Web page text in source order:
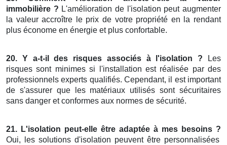
immobilière ? L'amélioration de l'isolation peut augmenter
la valeur accroître le prix de votre propriété en la rendant
plus économe en énergie et plus confortable.
20. Y a-t-il des risques associés à l'isolation ? Les
risques sont minimes si l'installation est réalisée par des
professionnels experts qualifiés. Cependant, il est important
de s'assurer que les matériaux utilisés sont sécuritaires
sans danger et conformes aux normes de sécurité.
21. L'isolation peut-elle être adaptée à mes besoins ?
Oui, les solutions d'isolation peuvent être personnalisées